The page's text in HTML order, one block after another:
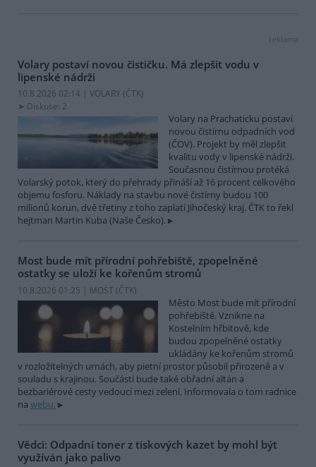
reklama
Volary postaví novou čističku. Má zlepšit vodu v
lipenské nádrži
10.8.2026 02:14 | VOLARY (ČTK)
Diskuse: 2
Volary na Prachaticku postaví
novou čistírnu odpadních vod
(ČOV). Projekt by měl zlepšit
kvalitu vody v lipenské nádrži.
Současnou čistírnou protéká
Volarský potok, který do přehrady přináší až 16 procent celkového
objemu fosforu. Náklady na stavbu nové čistírny budou 100
milionů korun, dvě třetiny z toho zaplatí Jihočeský kraj. ČTK to řekl
hejtman Martin Kuba (Naše Česko).
Most bude mít přírodní pohřebiště, zpopelněné
ostatky se uloží ke kořenům stromů
10.8.2026 01:25 | MOST (ČTK)
Město Most bude mít přírodní
pohřebiště. Vznikne na
Kostelním hřbitově, kde
budou zpopelněné ostatky
ukládány ke kořenům stromů
v rozložitelných urnách, aby pietní prostor působil přirozeně a v
souladu s krajinou. Součástí bude také obřadní altán a
bezbariérové cesty vedoucí mezi zelení. Informovala o tom radnice
na webu.
Vědci: Odpadní toner z tiskových kazet by mohl být
využíván jako palivo